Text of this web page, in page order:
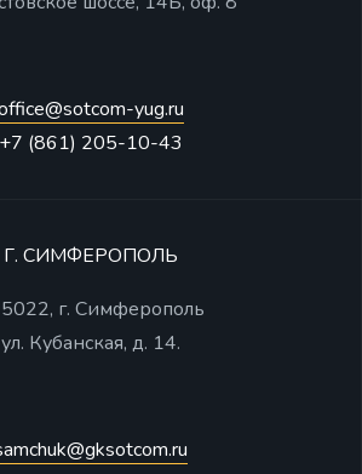
yug.ru
+7 (861) 205-10-43
Г. СИМФЕРОПОЛЬ
г. Симферополь
ул. Кубанская, д. 14.